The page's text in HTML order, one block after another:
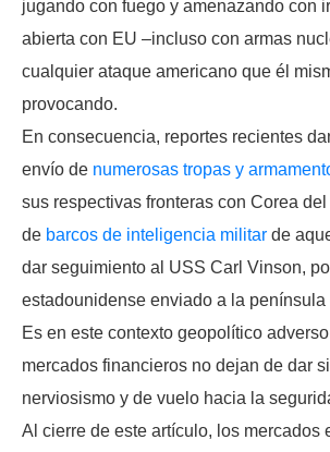
jugando con fuego y amenazando con
abierta con EU –incluso con armas
cualquier ataque americano que él
provocando.
En consecuencia, reportes recientes
envío de numerosas tropas y
sus respectivas fronteras con Corea
de barcos de inteligencia militar de
dar seguimiento al USS Carl Vinson,
estadounidense enviado a la península
Es en este contexto geopolítico
mercados financieros no dejan de dar
nerviosismo y de vuelo hacia la
Al cierre de este artículo, los mercados